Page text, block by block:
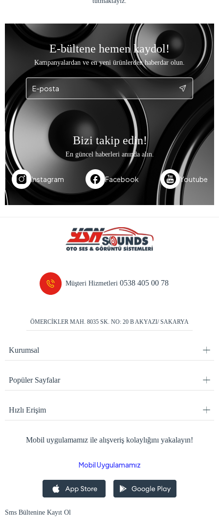
E-bültene hemen kaydol!
Kampanyalardan ve en yeni ürünlerden haberdar olun.
Bizi takip edin!
En güncel haberleri anında alın.
Instagram Facebook Youtube
Müşteri Hizmetleri0538 405 00 78
ÖMERCİKLER MAH. 8035 SK. NO: 20 B AKYAZI/ SAKARYA
Kurumsal
Popüler Sayfalar
Hızlı Erişim
Mobil uygulamamız ile alışveriş kolaylığını yakalayın!
Mobil Uygulamamız
Sms Bültenine Kayıt Ol